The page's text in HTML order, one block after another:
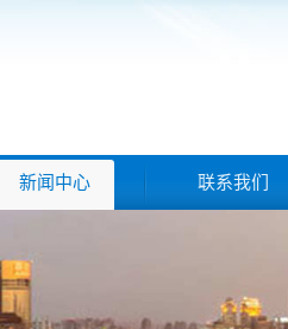
新闻中心 联系我们